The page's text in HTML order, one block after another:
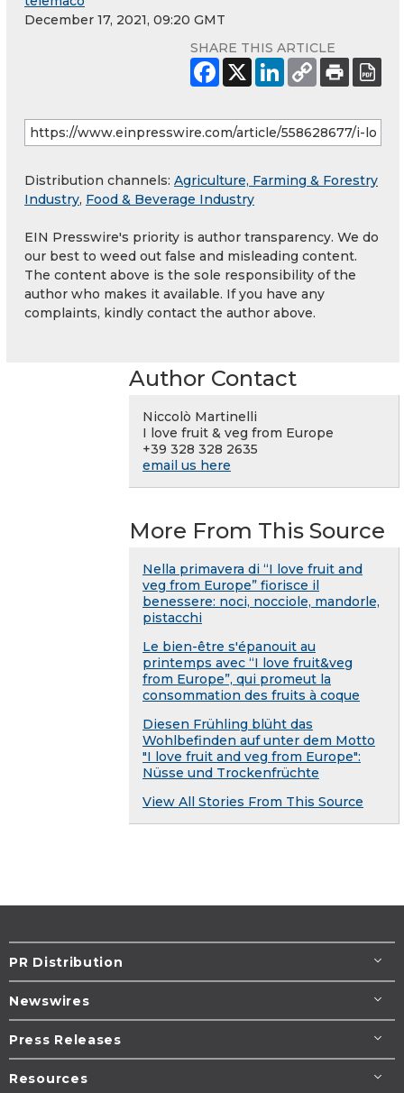
December 17, 2021, 09:20 GMT
SHARE THIS ARTICLE
Distribution channels: Agriculture, Farming & Forestry
Industry, Food & Beverage Industry
EIN Presswire's priority is author transparency. We do
our best to weed out false and misleading content.
The content above is the sole responsibility of the
author who makes it available. If you have any
complaints, kindly contact the author above.
Author Contact
Niccolò Martinelli
I love fruit & veg from Europe
+39 328 328 2635
email us here
More From This Source
Nella primavera di “I love fruit and
veg from Europe” fiorisce il
benessere: noci, nocciole, mandorle,
pistacchi
Le bien-être s'épanouit au
printemps avec “I love fruit&veg
from Europe”, qui promeut la
consommation des fruits à coque
Diesen Frühling blüht das
Wohlbefinden auf unter dem Motto
"I love fruit and veg from Europe":
Nüsse und Trockenfrüchte
View All Stories From This Source
PR Distribution
Newswires
Press Releases
Resources